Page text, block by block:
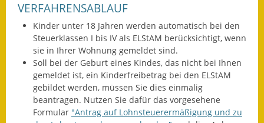
Rathaus
Bauhof Notzingen
Behördenadressen
Beratungsstellen im
Landkreis
VERFAHRENSABLAUF
Kinder unter 18 Jahren werden automatisch bei den
Steuerklassen I bis IV als ELStAM berücksichtigt, wenn
sie in Ihrer Wohnung gemeldet sind.
Soll bei der Geburt eines Kindes, das nicht bei Ihnen
gemeldet ist, ein Kinderfreibetrag bei den ELStAM
gebildet werden, müssen Sie dies einmalig
beantragen. Nutzen Sie dafür das vorgesehene
Formular "Antrag auf Lohnsteuerermäßigung und zu